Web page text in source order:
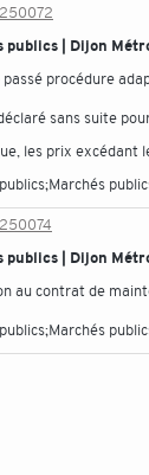
publics | Dijon
passé procédure
sans suite
les prix excédant
publics | Dijon
au contrat de